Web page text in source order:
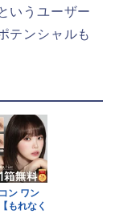
いうユーザー
テンシャルも